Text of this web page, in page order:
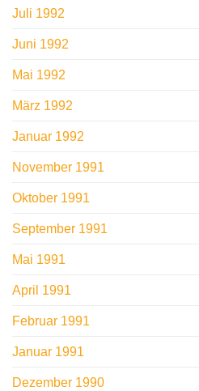
Juli 1992
Juni 1992
Mai 1992
März 1992
Januar 1992
November 1991
Oktober 1991
September 1991
Mai 1991
April 1991
Februar 1991
Januar 1991
Dezember 1990